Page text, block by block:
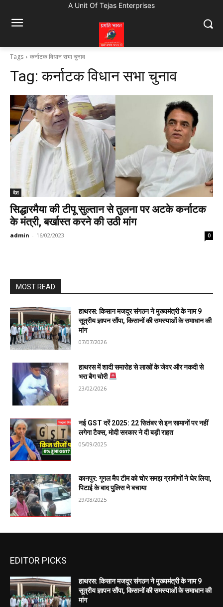
A Unit Of Tejas Enterprises
Tags कर्नाटक विधान सभा चुनाव
Tag:कर्नाटक विधान सभा चुनाव
देश
सिद्धारमैया की टीपू सुल्तान से तुलना पर अटके कर्नाटक
के मंत्री, बर्खास्त करने की उठी मांग
admin - 16/02/2023 0
MOST READ
हाथरस: किसान मजदूर संगठन ने मुख्यमंत्री के नाम 9
सूत्रीय ज्ञापन सौंपा, किसानों की समस्याओं के समाधान की
मांग
07/07/2026
हाथरस में शादी समारोह से लाखों के जेवर और नकदी से
भरा बैग चोरी
23/02/2026
नई GST दरें 2025: 22 सितंबर से इन सामानों पर नहीं
लगेगा टैक्स, मोदी सरकार ने दी बड़ी राहत
05/09/2025
कानपुर: गूगल मैप टीम को चोर समझ ग्रामीणों ने घेर लिया,
पिटाई के बाद पुलिस ने बचाया
29/08/2025
EDITOR PICKS
हाथरस: किसान मजदूर संगठन ने मुख्यमंत्री के नाम 9
सूत्रीय ज्ञापन सौंपा, किसानों की समस्याओं के समाधान की
मांग